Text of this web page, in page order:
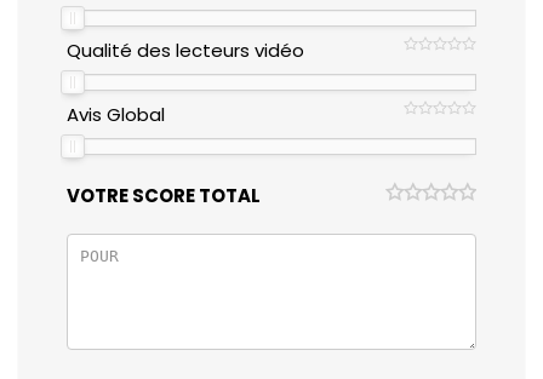
Qualité des lecteurs vidéo
Avis Global
VOTRE SCORE TOTAL